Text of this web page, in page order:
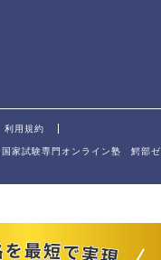
利用規約
家試験専門オンライン塾 鰐部ゼ